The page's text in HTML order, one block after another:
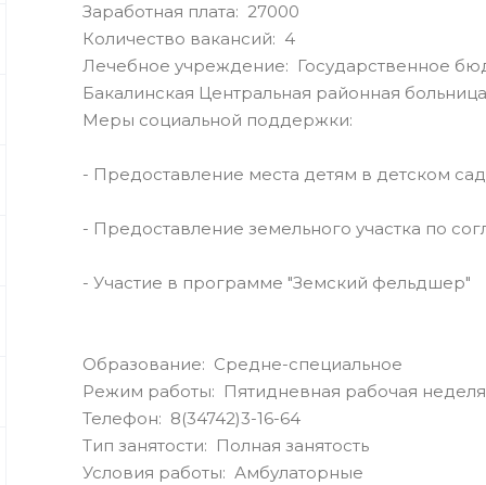
Заработная плата: 27000
Количество вакансий: 4
Лечебное учреждение: Государственное
Бакалинская Центральная районная больница
Меры социальной поддержки:
- Предоставление места детям в детском
- Предоставление земельного участка по
- Участие в программе "Земский фельдшер"
Образование: Средне-специальное
Режим работы: Пятидневная рабочая
Телефон: 8(34742)3-16-64
Тип занятости: Полная занятость
Условия работы: Амбулаторные